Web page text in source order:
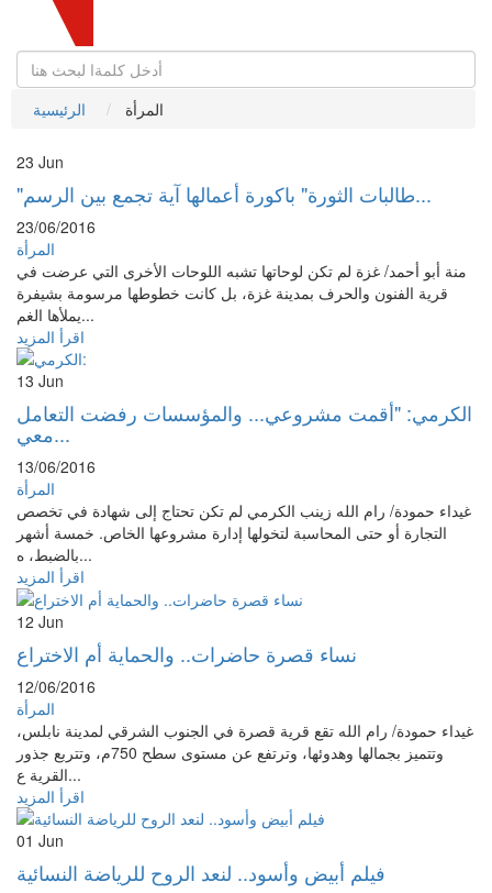
الرئيسية المرأة
23 Jun
"طالبات الثورة" باكورة أعمالها آية تجمع بين الرسم...
23/06/2016
المرأة
منة أبو أحمد/ غزة لم تكن لوحاتها تشبه اللوحات الأخرى التي عرضت في
قرية الفنون والحرف بمدينة غزة، بل كانت خطوطها مرسومة بشيفرة
يملأها الغم...
اقرأ المزيد
13 Jun
الكرمي: "أقمت مشروعي... والمؤسسات رفضت التعامل
معي...
13/06/2016
المرأة
غيداء حمودة/ رام الله زينب الكرمي لم تكن تحتاج إلى شهادة في تخصص
التجارة أو حتى المحاسبة لتخولها إدارة مشروعها الخاص. خمسة أشهر
بالضبط، ه...
اقرأ المزيد
12 Jun
نساء قصرة حاضرات.. والحماية أم الاختراع
12/06/2016
المرأة
غيداء حمودة/ رام الله تقع قرية قصرة في الجنوب الشرقي لمدينة نابلس،
وتتميز بجمالها وهدوئها، وترتفع عن مستوى سطح 750م، وتتربع جذور
القرية ع...
اقرأ المزيد
01 Jun
فيلم أبيض وأسود.. لنعد الروح للرياضة النسائية